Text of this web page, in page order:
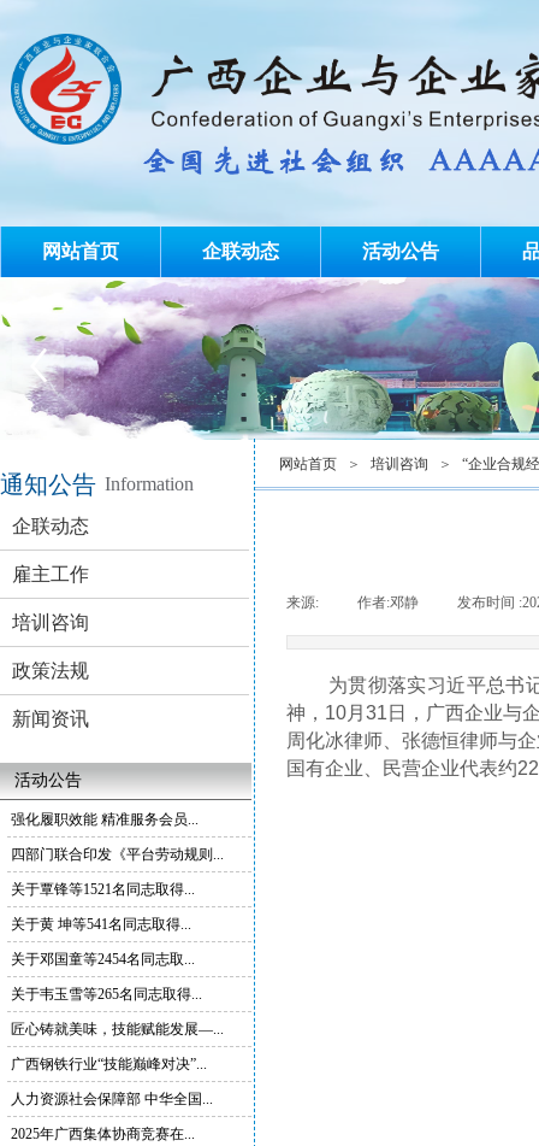
网站首页 企联动态 活动公告
网站首页 ＞ 培训咨询 ＞ “企业合规
通知公告 Information
企联动态
雇主工作
培训咨询
政策法规
新闻资讯
来源: 作者:邓静 发布时间 :
为贯彻落实习近平总书记
神，10月31日，广西企业与
周化冰律师、张德恒律师与
国有企业、民营企业代表约
活动公告
强化履职效能 精准服务会员...
四部门联合印发《平台劳动规则...
关于覃锋等1521名同志取得...
关于黄 坤等541名同志取得...
关于邓国童等2454名同志取...
关于韦玉雪等265名同志取得...
匠心铸就美味，技能赋能发展—...
广西钢铁行业“技能巅峰对决”...
人力资源社会保障部 中华全国...
2025年广西集体协商竞赛在...